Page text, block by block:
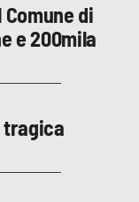
di
e 200mila
tragica